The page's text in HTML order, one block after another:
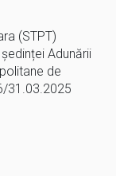
(STPT)
Adunării
de
31.03.2025